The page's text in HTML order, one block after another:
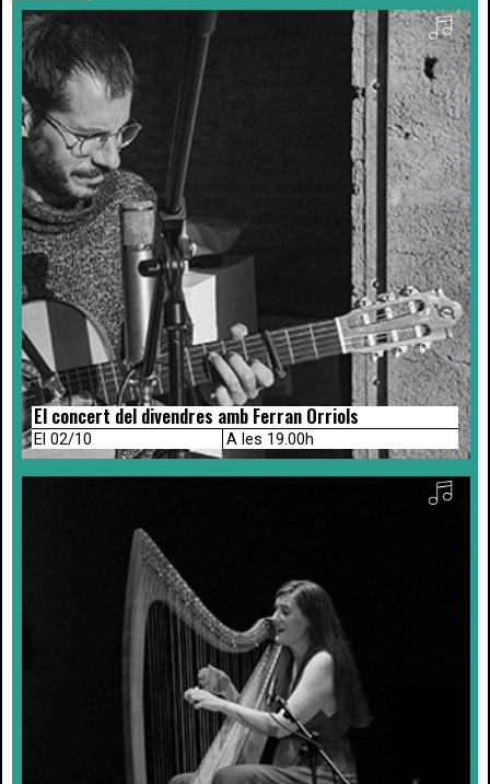
El concert del divendres amb Ferran Orriols
El 02/10 A les 19.00h